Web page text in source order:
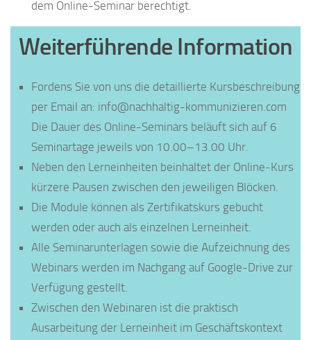
dem Online-Seminar berechtigt.
Weiterführende Information
Fordens Sie von uns die detaillierte Kursbeschreibung
per Email an: info@nachhaltig-kommunizieren.com
Die Dauer des Online-Seminars beläuft sich auf 6
Seminartage jeweils von 10.00–13.00 Uhr.
Neben den Lerneinheiten beinhaltet der Online-Kurs
kürzere Pausen zwischen den jeweiligen Blöcken.
Die Module können als Zertifikatskurs gebucht
werden oder auch als einzelnen Lerneinheit.
Alle Seminarunterlagen sowie die Aufzeichnung des
Webinars werden im Nachgang auf Google-Drive zur
Verfügung gestellt.
Zwischen den Webinaren ist die praktisch
Ausarbeitung der Lerneinheit im Geschäftskontext